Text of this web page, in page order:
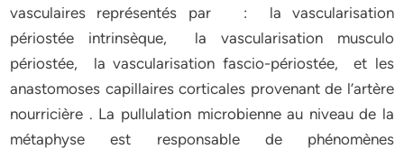
vasculaires représentés par : la vascularisation
périostée intrinsèque, la vascularisation musculo
périostée, la vascularisation fascio-périostée, et les
anastomoses capillaires corticales provenant de l’artère
nourricière . La pullulation microbienne au niveau de la
métaphyse est responsable de phénomènes